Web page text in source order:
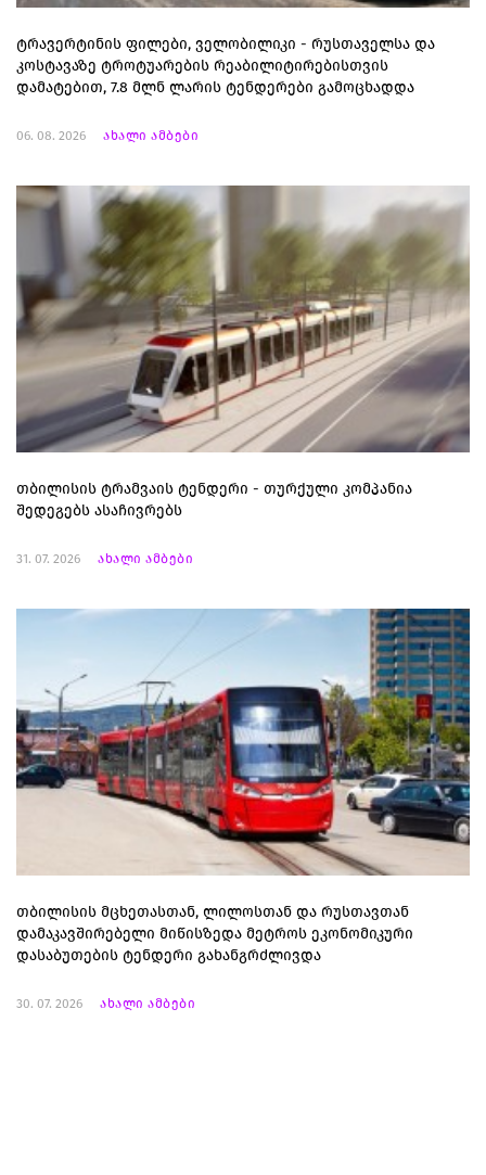
ტრავერტინის ფილები, ველობილიკი - რუსთაველსა და
კოსტავაზე ტროტუარების რეაბილიტირებისთვის
დამატებით, 7.8 მლნ ლარის ტენდერები გამოცხადდა
06. 08. 2026 ახალი ამბები
თბილისის ტრამვაის ტენდერი - თურქული კომპანია
შედეგებს ასაჩივრებს
31. 07. 2026 ახალი ამბები
თბილისის მცხეთასთან, ლილოსთან და რუსთავთან
დამაკავშირებელი მიწისზედა მეტროს ეკონომიკური
დასაბუთების ტენდერი გახანგრძლივდა
30. 07. 2026 ახალი ამბები